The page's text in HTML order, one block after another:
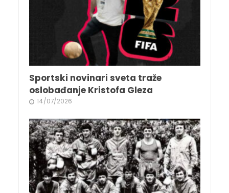
Sportski novinari sveta traže
oslobađanje Kristofa Gleza
14/07/2026